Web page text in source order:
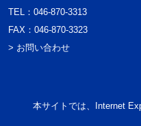
TEL：046-870-3313
FAX：046-870-3323
> お問い合わせ
本サイトでは、Internet